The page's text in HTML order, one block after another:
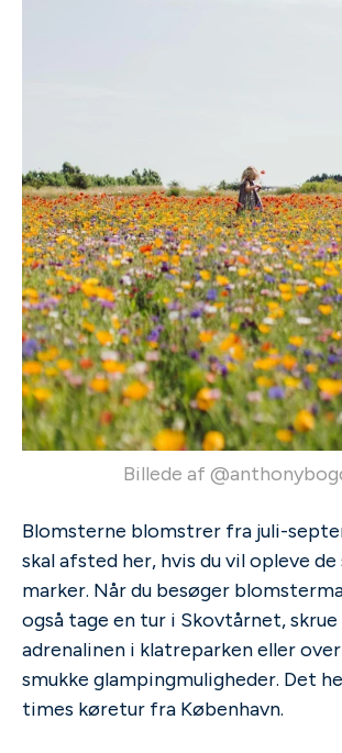
Billede af
Blomsterne blomstrer fra juli-
skal afsted her, hvis du vil opleve de
marker. Når du besøger
også tage en tur i Skovtårnet,
adrenalinen i klatreparken eller
smukke glampingmuligheder. Det
times køretur fra København.